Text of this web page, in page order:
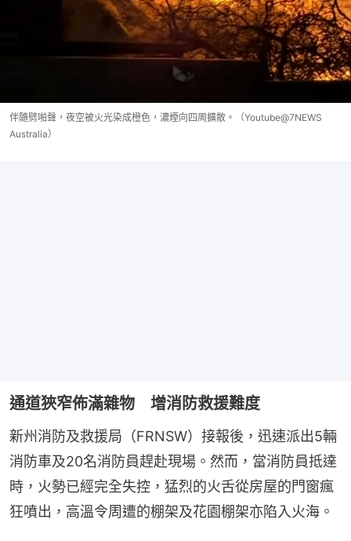
伴隨劈啪聲，夜空被火光染成橙色，濃煙向四周擴散。（Youtube@7NEWS
Australia）
通道狹窄佈滿雜物 增消防救援難度
新州消防及救援局（FRNSW）接報後，迅速派出5輛
消防車及20名消防員趕赴現場。然而，當消防員抵達
時，火勢已經完全失控，猛烈的火舌從房屋的門窗瘋
狂噴出，高溫令周遭的棚架及花園棚架亦陷入火海。